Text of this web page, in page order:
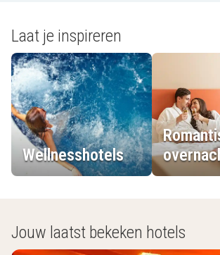
Laat je inspireren
Wellnesshotels
Jouw laatst bekeken hotels